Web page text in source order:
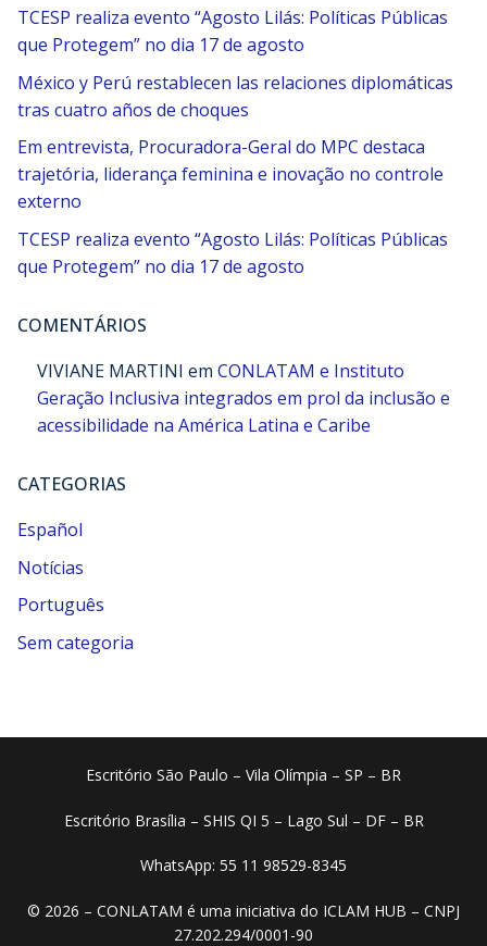
TCESP realiza evento “Agosto Lilás: Políticas Públicas
que Protegem” no dia 17 de agosto
México y Perú restablecen las relaciones diplomáticas
tras cuatro años de choques
Em entrevista, Procuradora-Geral do MPC destaca
trajetória, liderança feminina e inovação no controle
externo
TCESP realiza evento “Agosto Lilás: Políticas Públicas
que Protegem” no dia 17 de agosto
COMENTÁRIOS
VIVIANE MARTINI em CONLATAM e Instituto
Geração Inclusiva integrados em prol da inclusão e
acessibilidade na América Latina e Caribe
CATEGORIAS
Español
Notícias
Português
Sem categoria
Escritório São Paulo – Vila Olímpia – SP – BR
Escritório Brasília – SHIS QI 5 – Lago Sul – DF – BR
WhatsApp: 55 11 98529-8345
© 2026 – CONLATAM é uma iniciativa do ICLAM HUB – CNPJ
27.202.294/0001-90